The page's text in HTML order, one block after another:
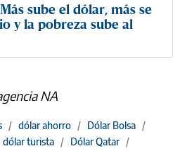
sube el dólar, más se
y la pobreza sube al
NA
/ dólar ahorro / Dólar Bolsa /
dólar turista / Dólar Qatar /